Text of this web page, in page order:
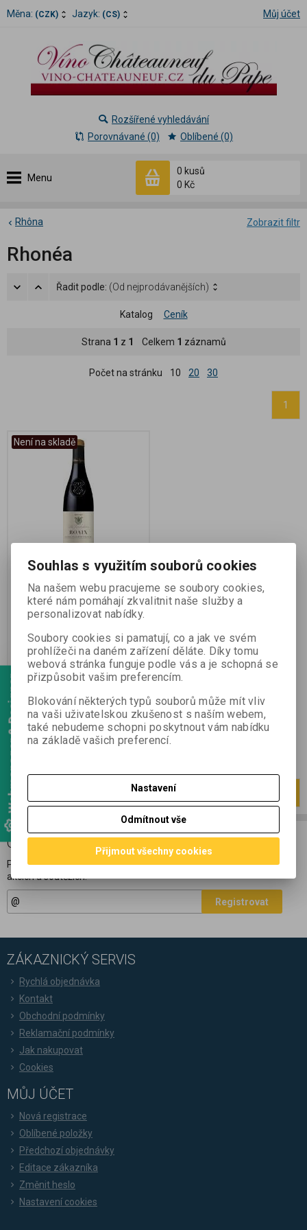
Webmanager & Designer
Měna: (CZK) Jazyk: (CS) Můj účet
Menu
0 kusů
0 Kč
Rozšířené vyhledávání
Porovnávané (0)
Oblíbené (0)
Zobrazit filtr
Rhôna
Rhonéa
Řadit podle: (Od nejprodávanějších)
Katalog Ceník
Strana 1 z 1 Celkem 1 záznamů
Počet na stránku 10 20 30
1
Není na skladě
Les Coudoulières, AOC
Côtes du Rhône Villages
Roaix,
Výrobce:Rhonéa
Katalogové číslo:
90
Záruka (měsíců):24
Termín dodání (dny): 7
Tradičně zpracovávané víno
z pahorkaté oblasti Roaix,
z písčitých půd zčásti pokrytých
velkými oblázky. Grenache a
Syrah.
285 Kč
236 Kč (bez DPH:)
Strana záznamů
ODBĚR NOVINEK
Přihlašte se k odběru novinek a buďte informováni o novinkách,
akcích a soutěžích.
Registrovat
ZÁKAZNICKÝ SERVIS
Rychlá objednávka
Kontakt
Obchodní podmínky
Reklamační podmínky
Jak nakupovat
Cookies
MŮJ ÚČET
Nová registrace
Oblíbené položky
Předchozí objednávky
Editace zákazníka
Změnit heslo
Nastavení cookies
Souhlas s využitím souborů cookies
Na našem webu pracujeme se soubory cookies,
které nám pomáhají zkvalitnit naše služby a
personalizovat nabídky.
Soubory cookies si pamatují, co a jak ve svém
prohlížeči na daném zařízení děláte. Díky tomu
webová stránka funguje podle vás a je schopná se
přizpůsobit vašim preferencím.
Blokování některých typů souborů může mít vliv
na vaši uživatelskou zkušenost s naším webem,
také nebudeme schopni poskytnout vám nabídku
na základě vašich preferencí.
Nastavení
Odmítnout vše
Přijmout všechny cookies